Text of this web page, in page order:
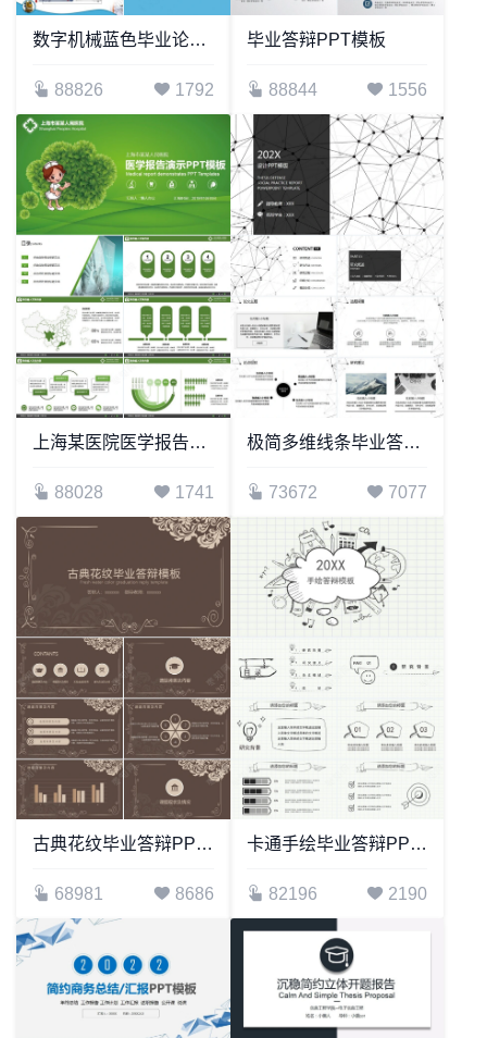
数字机械蓝色毕业论文答辩PPT模板教师说课培训演讲PPT模板
88826 1792
毕业答辩PPT模板
88844 1556
上海某医院医学报告演示PPT模板
88028 1741
极简多维线条毕业答辩PPT模板
73672 7077
古典花纹毕业答辩PPT模板
68981 8686
卡通手绘毕业答辩PPT模板
82196 2190